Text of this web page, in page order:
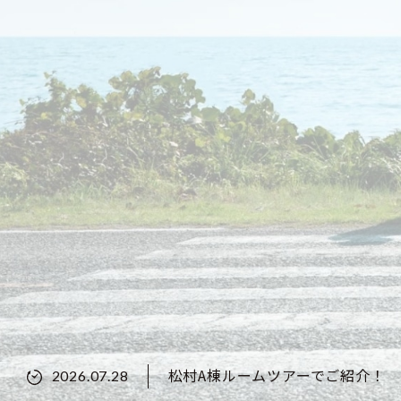
2026.07.28 松村A棟ルームツアーでご紹介！